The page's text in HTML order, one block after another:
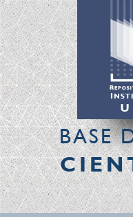
BASE